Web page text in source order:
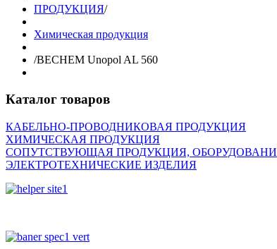
ПРОДУКЦИЯ/
Химическая продукция
/BECHEM Unopol AL 560
Каталог товаров
КАБЕЛЬНО-ПРОВОДНИКОВАЯ ПРОДУКЦИЯ
ХИМИЧЕСКАЯ ПРОДУКЦИЯ
СОПУТСТВУЮЩАЯ ПРОДУКЦИЯ,
ЭЛЕКТРОТЕХНИЧЕСКИЕ ИЗДЕЛИЯ